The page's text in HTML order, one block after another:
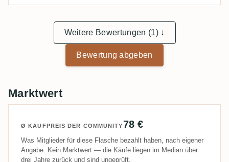
Weitere Bewertungen (1) ↓
Bewertung abgeben
Marktwert
Ø KAUFPREIS DER COMMUNITY78 €
Was Mitglieder für diese Flasche bezahlt haben, nach eigener
Angabe. Kein Marktwert — die Käufe liegen im Median über
drei Jahre zurück und sind ungeprüft.